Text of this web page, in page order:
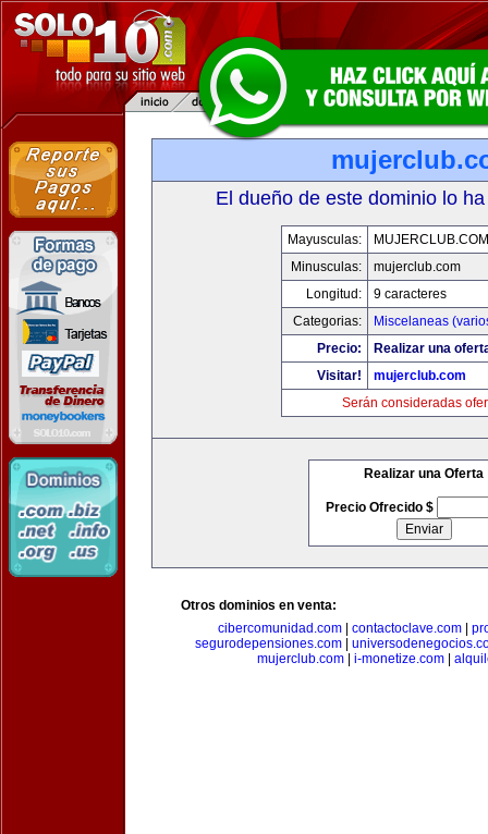
El dueño de este dominio lo
Mayusculas:
MUJERCLUB.COM
Minusculas:
mujerclub.com
Longitud:
9 caracteres
Categorias:
Miscelaneas
Precio:
Realizar una
Visitar!
mujerclub.com
Serán consideradas
Realizar una Oferta
Precio Ofrecido $
Otros dominios en venta:
cibercomunidad.com
contactoclave.com
segurodepensiones.com
mujerclub.com
i-monetize.com